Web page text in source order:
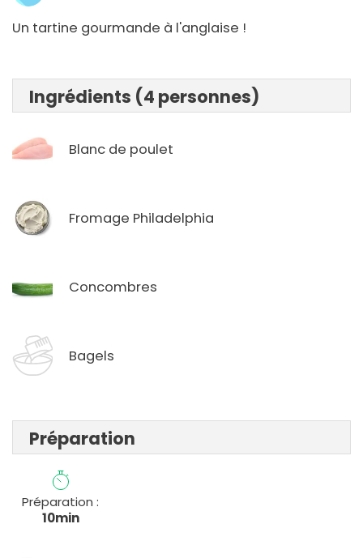
Un tartine gourmande à l'anglaise !
Ingrédients (4 personnes)
Blanc de poulet
Fromage Philadelphia
Concombres
Bagels
Préparation
Préparation :
10min